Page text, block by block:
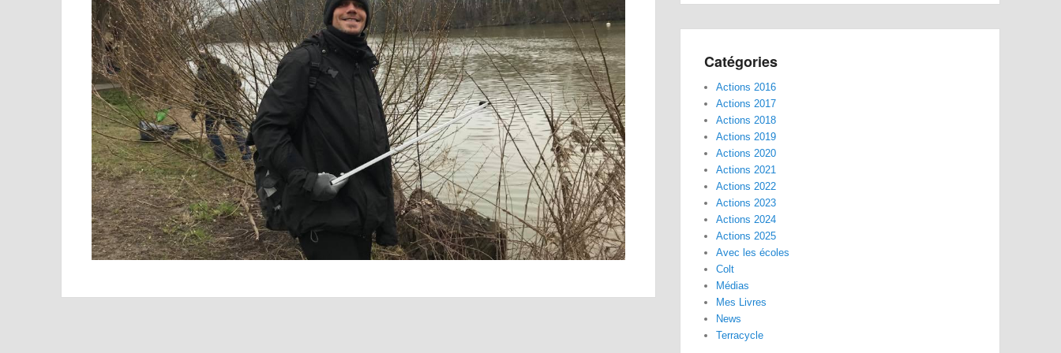
Catégories
Actions 2016
Actions 2017
Actions 2018
Actions 2019
Actions 2020
Actions 2021
Actions 2022
Actions 2023
Actions 2024
Actions 2025
Avec les écoles
Colt
Médias
Mes Livres
News
Terracycle